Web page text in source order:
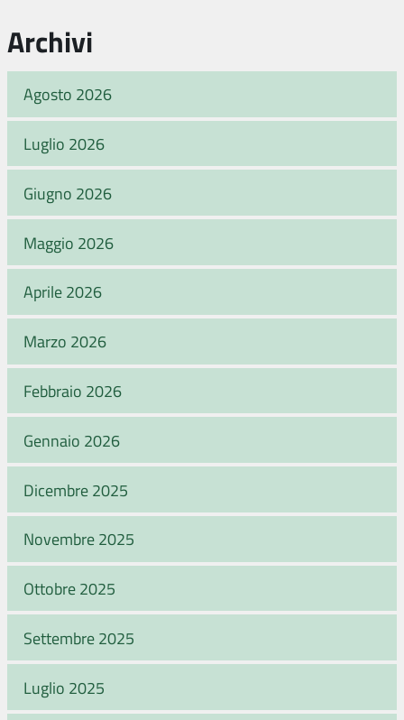
Archivi
Agosto 2026
Luglio 2026
Giugno 2026
Maggio 2026
Aprile 2026
Marzo 2026
Febbraio 2026
Gennaio 2026
Dicembre 2025
Novembre 2025
Ottobre 2025
Settembre 2025
Luglio 2025